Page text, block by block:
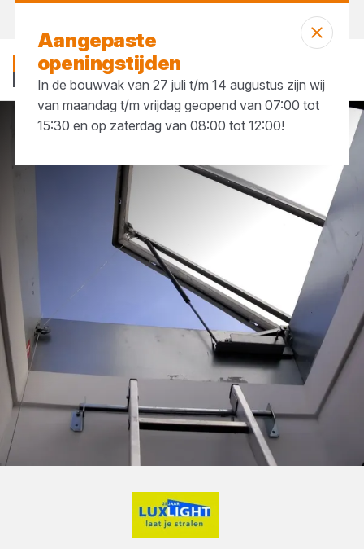
Aangepaste
openingstijden
In de bouwvak van 27 juli t/m 14 augustus zijn wij
van maandag t/m vrijdag geopend van 07:00 tot
15:30 en op zaterdag van 08:00 tot 12:00!